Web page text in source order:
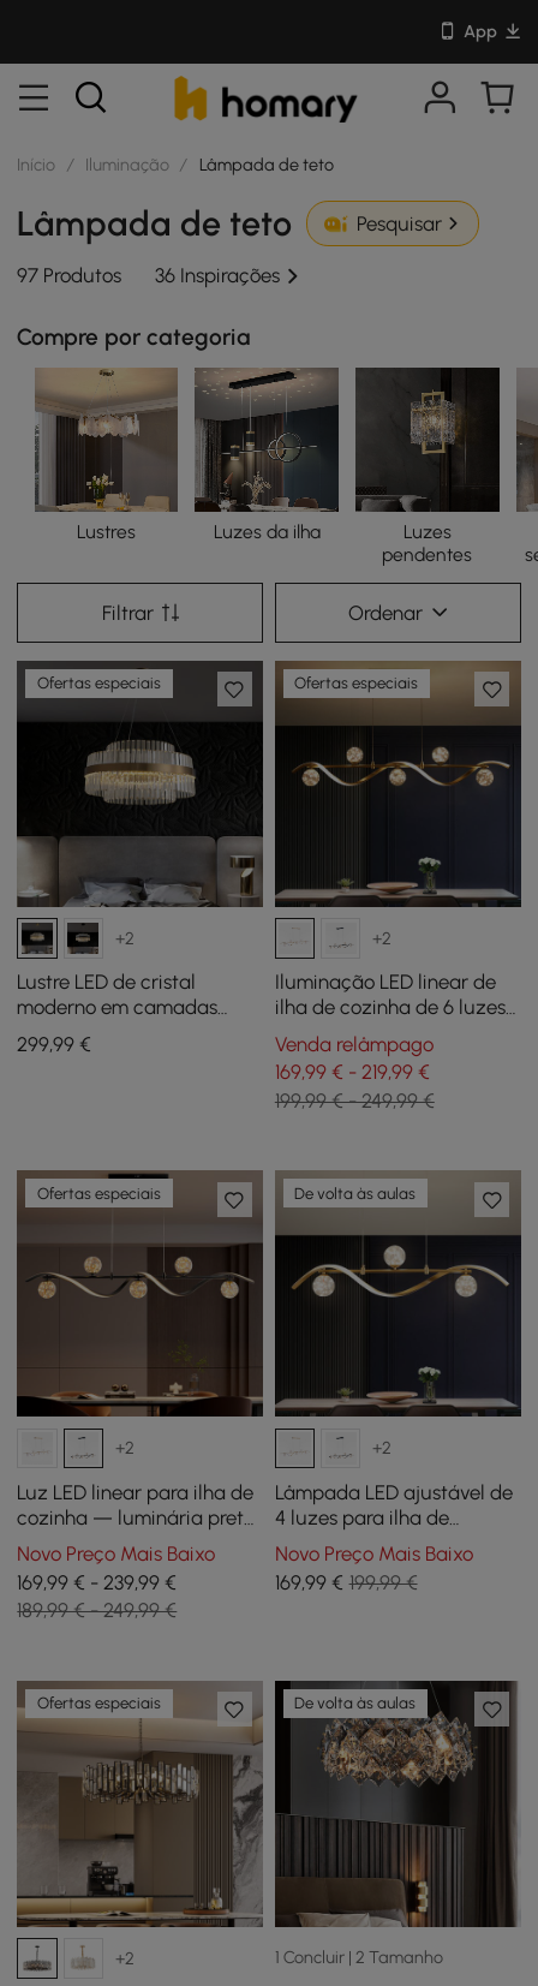
App
Início / Iluminação / Lâmpada de teto
Lâmpada de teto Pesquisar
97 Produtos 36 Inspirações
Compre por categoria
Lustres Luzes da ilha
Luzes
pendentes
Filtrar Ordenar
Ofertas especiais
+2
Lustre LED de cristal
moderno em camadas
Fixedo em luz de latão
299,99 €
Ofertas especiais
+2
Iluminação LED linear de
ilha de cozinha de 6 luzes
em dourado com sombra
de globo de vidro regulável
Venda relâmpago
169,99 € - 219,99 €
199,99 € - 249,99 €
Ofertas especiais
+2
Luz LED linear para ilha de
cozinha — luminária preta
regulável de 6 luzes com
persianas de globo de
vidro
Novo Preço Mais Baixo
169,99 € - 239,99 €
189,99 € - 249,99 €
De volta às aulas
+2
Lâmpada LED ajustável de
4 luzes para ilha de
cozinha em ouro com tons
de vidro
Novo Preço Mais Baixo
169,99€ 199,99 €
Ofertas especiais
+2
De volta às aulas
1 Concluir | 2 Tamanho